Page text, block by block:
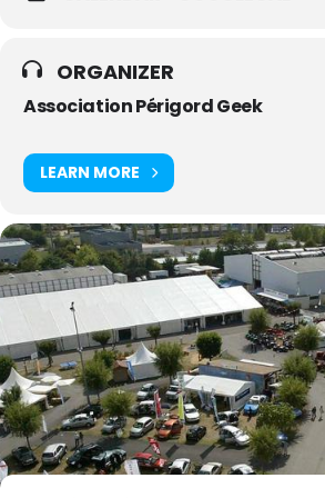
ORGANIZER
Association Périgord Geek
LEARN MORE